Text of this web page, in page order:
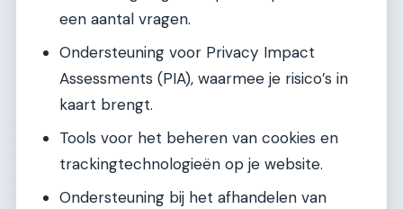
een aantal vragen.
Ondersteuning voor Privacy Impact
Assessments (PIA), waarmee je risico’s in
kaart brengt.
Tools voor het beheren van cookies en
trackingtechnologieën op je website.
Ondersteuning bij het afhandelen van